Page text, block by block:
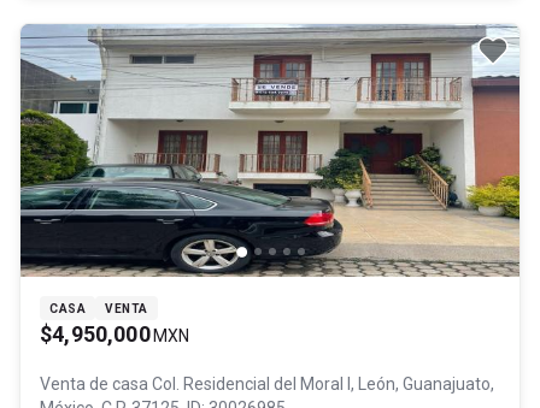
CASA VENTA
$4,950,000 MXN
Venta de casa Col. Residencial del Moral I, León, Guanajuato,